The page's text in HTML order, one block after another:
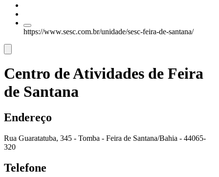
https://www.sesc.com.br/unidade/sesc-feira-de-santana/
Centro de Atividades de Feira
de Santana
Endereço
Rua Guaratatuba, 345 - Tomba - Feira de Santana/Bahia - 44065-
320
Telefone